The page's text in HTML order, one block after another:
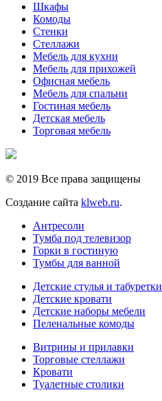
Шкафы
Комоды
Стенки
Стеллажи
Мебель для кухни
Мебель для прихожей
Офисная мебель
Мебель для спальни
Гостиная мебель
Детская мебель
Торговая мебель
© 2019 Все права защищены
Создание сайта klweb.ru.
Антресоли
Тумба под телевизор
Горки в гостиную
Тумбы для ванной
Детские стулья и табуретки
Детские кровати
Детские наборы мебели
Пеленальные комоды
Витрины и прилавки
Торговые стеллажи
Кровати
Туалетные столики